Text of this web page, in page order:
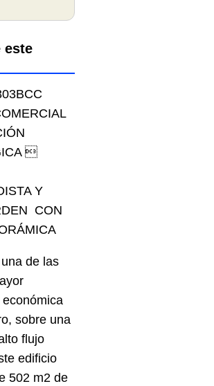
este

Y
CON
de las
sobre una
flujo
edificio
502 m2 de